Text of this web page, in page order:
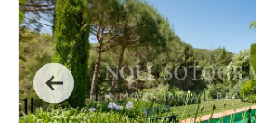
Previous